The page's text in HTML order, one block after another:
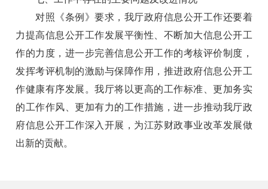
对照《条例》要求，我厅政府信息公开工作还要着
力提高信息公开工作发展平衡性、不断加大信息公开工
作的力度，进一步完善信息公开工作的考核评价制度，
发挥考评机制的激励与保障作用，推进政府信息公开工
作健康有序发展。我厅将以更高的工作标准、更加务实
的工作作风、更加有力的工作措施，进一步推动我厅政
府信息公开工作深入开展，为江苏财政事业改革发展做
出新的贡献。